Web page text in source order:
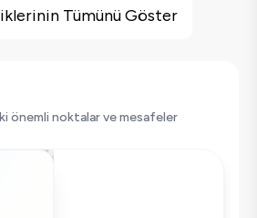
Tümünü Göster
önemli noktalar ve mesafeler